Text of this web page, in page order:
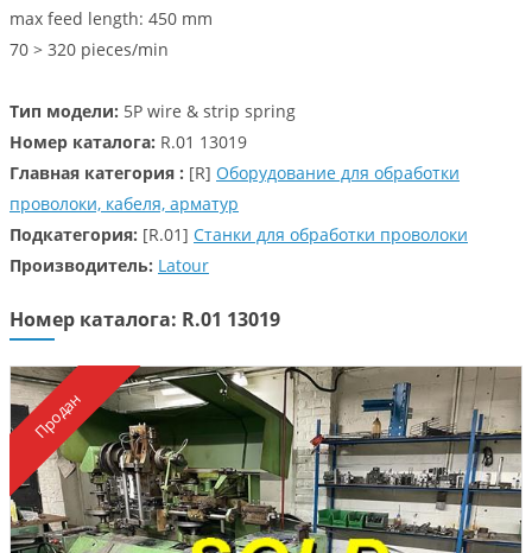
max feed length: 450 mm
70 > 320 pieces/min
Тип модели: 5P wire & strip spring
Номер каталога: R.01 13019
Главная категория : [R] Оборудование для обработки
проволоки, кабеля, арматур
Подкатегория: [R.01] Станки для обработки проволоки
Производитель: Latour
Номер каталога: R.01 13019
Продан